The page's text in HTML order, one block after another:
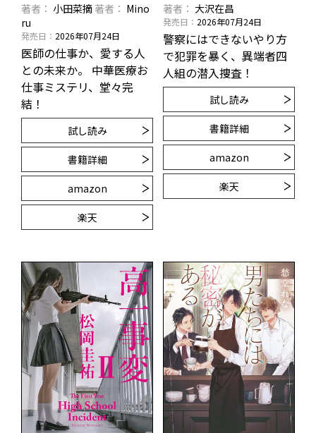
著者 小田菜摘著者
Mino
ru
発売日 2026年07月24日
医師の仕事か、愛する人
との未来か。 中華医療お
仕事ミステリ、堂々完
結！
試し読み
書籍詳細
amazon
楽天
著者 大沢在昌
発売日 2026年07月24日
警察にはできないやり方
で犯罪を暴く、異端者四
人組の潜入捜査！
試し読み
書籍詳細
amazon
楽天